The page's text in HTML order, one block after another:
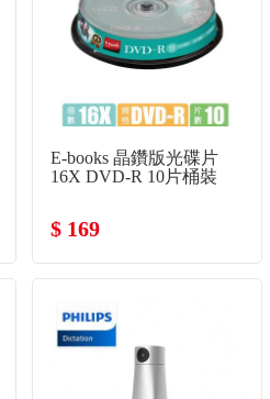
E-books 晶鑽版光碟片
16X DVD-R 10片桶裝
$ 169